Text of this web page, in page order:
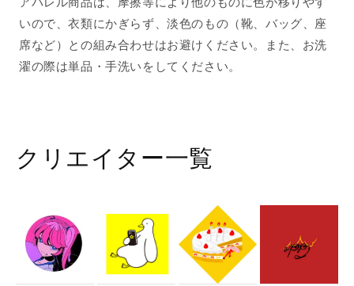
いので、衣類にかぎらず、淡色のもの（靴、バッグ、座
席など）との組み合わせはお避けください。また、お洗
濯の際は単品・手洗いをしてください。
クリエイター一覧